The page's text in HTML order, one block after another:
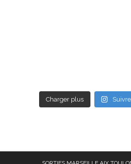
Charger plus